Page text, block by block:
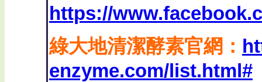
https://
綠大地清潔酵素官網：
enzyme.com/list.html#